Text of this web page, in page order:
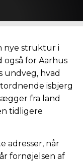
nye struktur i
også for Aarhus
undveg, hvad
isbjerg
fra land
tidligere
adresser, når
fornøjelsen af